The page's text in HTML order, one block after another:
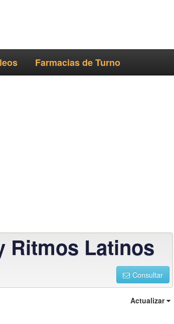
Farmacias de Turno
Ritmos Latinos
Consultar
Actualizar